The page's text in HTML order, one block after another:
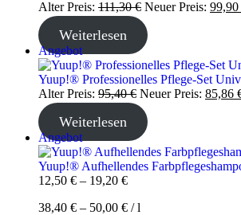
Alter Preis: 111,30€ Ursprünglicher
Preis
war:
111,30 €
Neuer Preis: 99,90
Weiterlesen
AngebotProdukt
im
Angebot
Yuup!® Professionelles Pflege-Set
Alter Preis: 95,40€ Ursprünglicher
Preis
war:
95,40 €
Neuer Preis: 85,86
Weiterlesen
AngebotProdukt
im
Angebot
Yuup!® Aufhellendes
12,50 € – 19,20 €
38,40 € – 50,00 € /l